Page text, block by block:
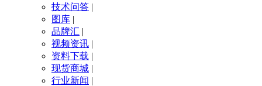
技术问答 |
图库 |
品牌汇 |
视频资讯 |
资料下载 |
现货商城 |
行业新闻 |